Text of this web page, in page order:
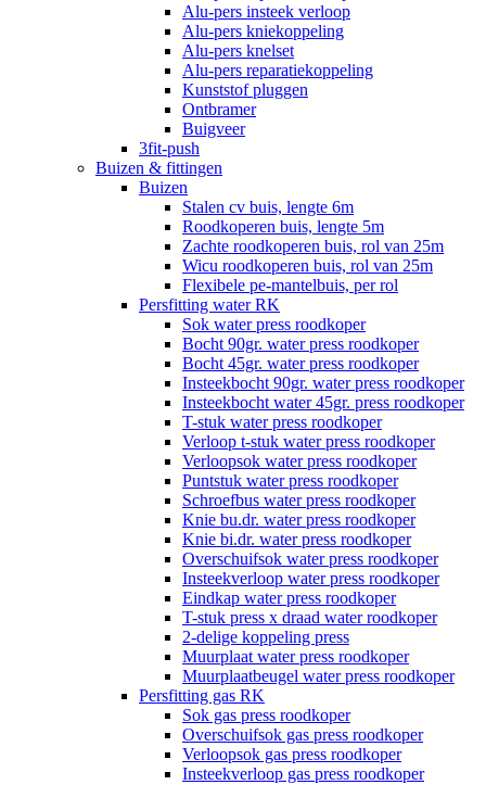
Alu-pers insteek verloop
Alu-pers kniekoppeling
Alu-pers knelset
Alu-pers reparatiekoppeling
Kunststof pluggen
Ontbramer
Buigveer
3fit-push
Buizen & fittingen
Buizen
Stalen cv buis, lengte 6m
Roodkoperen buis, lengte 5m
Zachte roodkoperen buis, rol van 25m
Wicu roodkoperen buis, rol van 25m
Flexibele pe-mantelbuis, per rol
Persfitting water RK
Sok water press roodkoper
Bocht 90gr. water press roodkoper
Bocht 45gr. water press roodkoper
Insteekbocht 90gr. water press roodkoper
Insteekbocht water 45gr. press roodkoper
T-stuk water press roodkoper
Verloop t-stuk water press roodkoper
Verloopsok water press roodkoper
Puntstuk water press roodkoper
Schroefbus water press roodkoper
Knie bu.dr. water press roodkoper
Knie bi.dr. water press roodkoper
Overschuifsok water press roodkoper
Insteekverloop water press roodkoper
Eindkap water press roodkoper
T-stuk press x draad water roodkoper
2-delige koppeling press
Muurplaat water press roodkoper
Muurplaatbeugel water press roodkoper
Persfitting gas RK
Sok gas press roodkoper
Overschuifsok gas press roodkoper
Verloopsok gas press roodkoper
Insteekverloop gas press roodkoper